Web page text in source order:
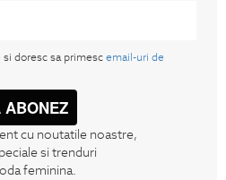
doresc sa primesc email-uri de
ABONEZ
cu noutatile noastre,
si trenduri
feminina.